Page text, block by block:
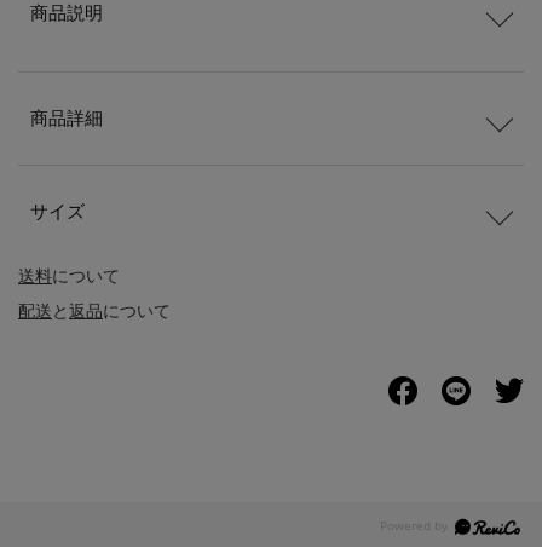
送料について
配送と返品について
商品説明
商品詳細
サイズ